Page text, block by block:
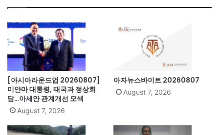
[아시아라운드업 20260807]
미얀마 대통령, 태국과 정상회
담…아세안 관계개선 모색
August 7, 2026
아자뉴스바이트 20260807
August 7, 2026